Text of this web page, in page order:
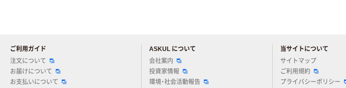
ご利用ガイド
注文について
お届けについて
お支払いについて
ASKUL について
会社案内
投資家情報
環境・社会活動報告
当サイトについて
サイトマップ
ご利用規約
プライバシーポリシー